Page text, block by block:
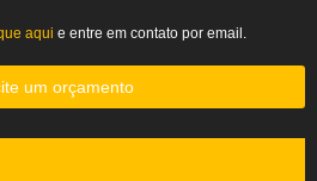
aqui e entre em contato por email.
um orçamento